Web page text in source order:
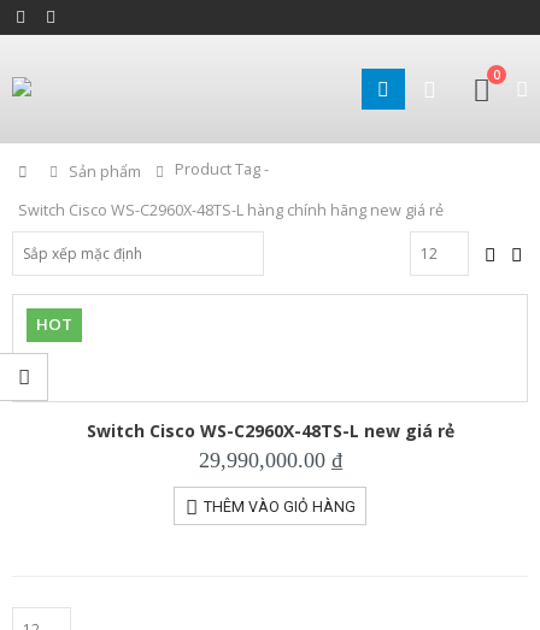
0
Home
Sản phẩm
Product Tag -
Switch Cisco WS-C2960X-48TS-L hàng chính hãng new giá rẻ
HOT
Switch Cisco WS-C2960X-48TS-L new giá rẻ
29,990,000.00 ₫
THÊM VÀO GIỎ HÀNG